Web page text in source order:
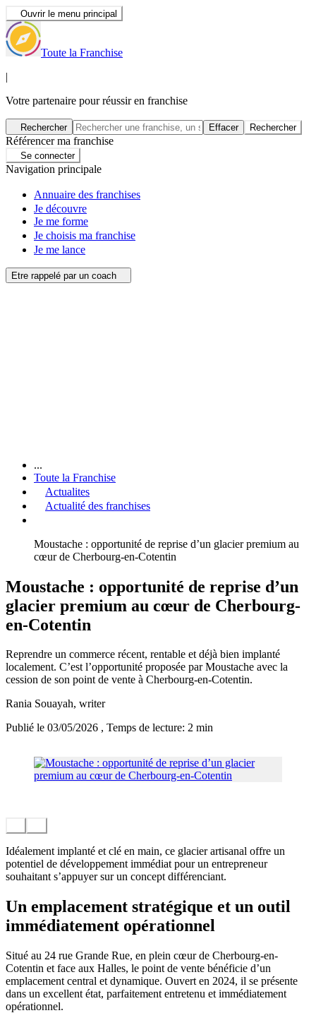
Ouvrir le menu principal
Toute la Franchise
|
Votre partenaire pour réussir en franchise
Rechercher Effacer Rechercher
Référencer ma franchise
Se connecter
Navigation principale
Annuaire des franchises
Je découvre
Je me forme
Je choisis ma franchise
Je me lance
Etre rappelé par un coach
...
Toute la Franchise
Actualites
Actualité des franchises
Moustache : opportunité de reprise d’un glacier premium au
cœur de Cherbourg-en-Cotentin
Moustache : opportunité de reprise d’un
glacier premium au cœur de Cherbourg-
en-Cotentin
Reprendre un commerce récent, rentable et déjà bien implanté
localement. C’est l’opportunité proposée par Moustache avec la
cession de son point de vente à Cherbourg-en-Cotentin.
Rania Souayah, writer
Publié le 03/05/2026 , Temps de lecture: 2 min
Idéalement implanté et clé en main, ce glacier artisanal offre un
potentiel de développement immédiat pour un entrepreneur
souhaitant s’appuyer sur un concept différenciant.
Un emplacement stratégique et un outil
immédiatement opérationnel
Situé au 24 rue Grande Rue, en plein cœur de Cherbourg-en-
Cotentin et face aux Halles, le point de vente bénéficie d’un
emplacement central et dynamique. Ouvert en 2024, il se présente
dans un excellent état, parfaitement entretenu et immédiatement
opérationnel.